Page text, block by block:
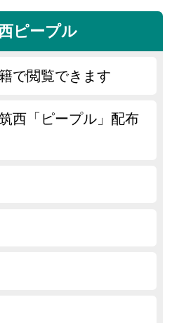
ピープル
で閲覧できます
西「ピープル」配布